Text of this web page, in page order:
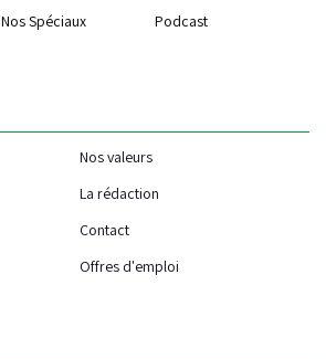
Nos Spéciaux Podcast
Nos valeurs
La rédaction
Contact
Offres d'emploi